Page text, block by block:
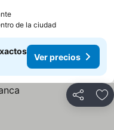
Ver precios
de la ciudad
Ver precios
Compartir